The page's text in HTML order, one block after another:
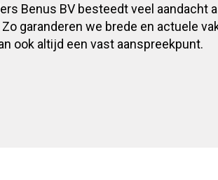
Benus BV besteedt veel
garanderen we brede en actuele
ook altijd een vast aanspreekpunt.